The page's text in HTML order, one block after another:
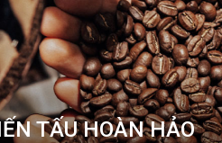
TẤU HOÀN HẢO